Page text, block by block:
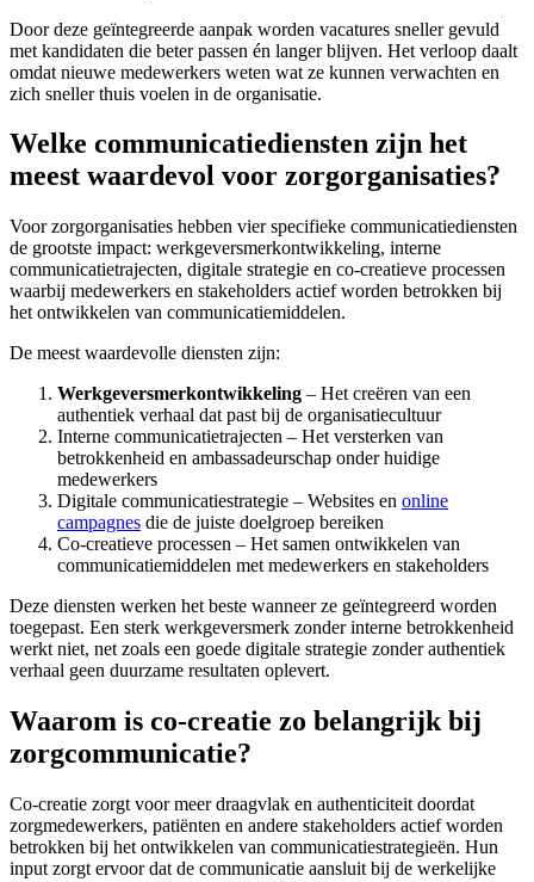
Door deze geïntegreerde aanpak worden vacatures sneller gevuld
met kandidaten die beter passen én langer blijven. Het verloop daalt
omdat nieuwe medewerkers weten wat ze kunnen verwachten en
zich sneller thuis voelen in de organisatie.
Welke communicatiediensten zijn het
meest waardevol voor zorgorganisaties?
Voor zorgorganisaties hebben vier specifieke communicatiediensten
de grootste impact: werkgeversmerkontwikkeling, interne
communicatietrajecten, digitale strategie en co-creatieve processen
waarbij medewerkers en stakeholders actief worden betrokken bij
het ontwikkelen van communicatiemiddelen.
De meest waardevolle diensten zijn:
Werkgeversmerkontwikkeling – Het creëren van een
authentiek verhaal dat past bij de organisatiecultuur
Interne communicatietrajecten – Het versterken van
betrokkenheid en ambassadeurschap onder huidige
medewerkers
Digitale communicatiestrategie – Websites en online
campagnes die de juiste doelgroep bereiken
Co-creatieve processen – Het samen ontwikkelen van
communicatiemiddelen met medewerkers en stakeholders
Deze diensten werken het beste wanneer ze geïntegreerd worden
toegepast. Een sterk werkgeversmerk zonder interne betrokkenheid
werkt niet, net zoals een goede digitale strategie zonder authentiek
verhaal geen duurzame resultaten oplevert.
Waarom is co-creatie zo belangrijk bij
zorgcommunicatie?
Co-creatie zorgt voor meer draagvlak en authenticiteit doordat
zorgmedewerkers, patiënten en andere stakeholders actief worden
betrokken bij het ontwikkelen van communicatiestrategieën. Hun
input zorgt ervoor dat de communicatie aansluit bij de werkelijke